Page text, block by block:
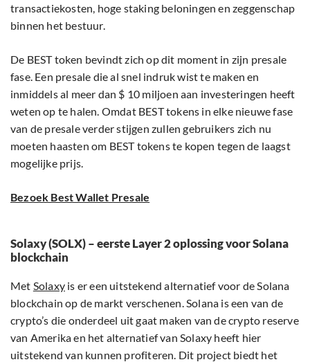
transactiekosten, hoge staking beloningen en zeggenschap
binnen het bestuur.
De BEST token bevindt zich op dit moment in zijn presale
fase. Een presale die al snel indruk wist te maken en
inmiddels al meer dan $ 10 miljoen aan investeringen heeft
weten op te halen. Omdat BEST tokens in elke nieuwe fase
van de presale verder stijgen zullen gebruikers zich nu
moeten haasten om BEST tokens te kopen tegen de laagst
mogelijke prijs.
Bezoek Best Wallet Presale
Solaxy (SOLX) – eerste Layer 2 oplossing voor Solana
blockchain
Met Solaxy is er een uitstekend alternatief voor de Solana
blockchain op de markt verschenen. Solana is een van de
crypto’s die onderdeel uit gaat maken van de crypto reserve
van Amerika en het alternatief van Solaxy heeft hier
uitstekend van kunnen profiteren. Dit project biedt het